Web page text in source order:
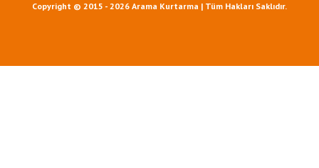
Copyright © 2015 - 2026 Arama Kurtarma | Tüm Hakları Saklıdır.